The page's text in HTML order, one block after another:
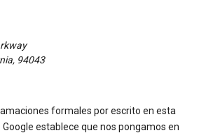
94043
formales por escrito en esta
establece que nos pongamos en